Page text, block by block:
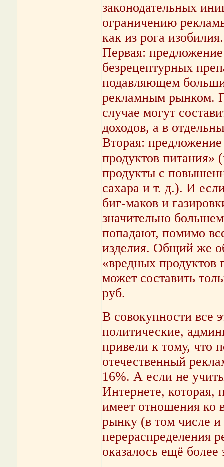
законодательных
ограничению
как из рога
Первая:
безрецептурных
подавляющем
рекламным рынком.
случае могут
доходов, а в
Вторая:
продуктов питания»
продукты с
сахара и т. д.). И
биг-маков и
значительно
попадают, помимо
изделия. Общий же
«вредных продуктов
может составить
руб.
В совокупности все
политические,
привели к тому, что
отечественный
16%. А если не
Интернете, которая,
имеет отношения ко
рынку (в том числе и
перераспределения
оказалось ещё